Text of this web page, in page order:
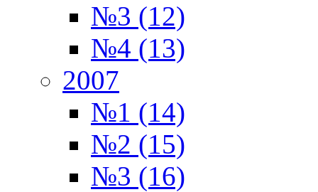
№3 (12)
№4 (13)
2007
№1 (14)
№2 (15)
№3 (16)